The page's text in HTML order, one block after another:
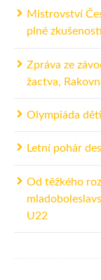
Mistrovství
plné
Zpráva ze
žactva,
Olympiáda
Letní pohár
Od těžkého
U22